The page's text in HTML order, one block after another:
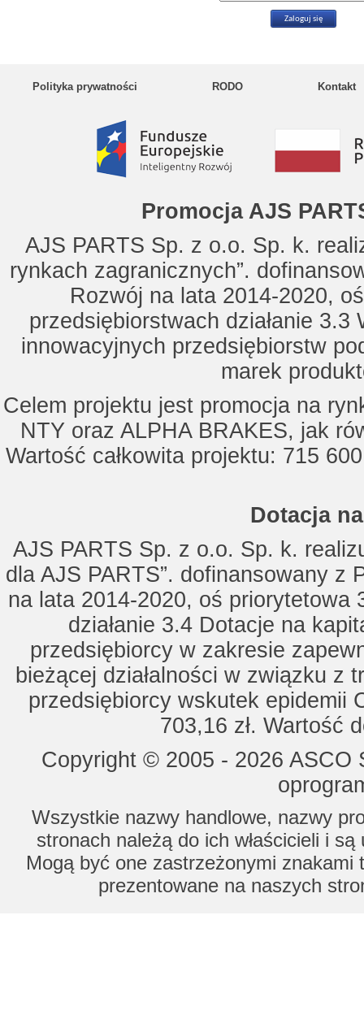
Polityka prywatności RODO Kontakt
Promocja AJS
AJS PARTS Sp. z o.o. Sp. k.
rynkach zagranicznych”.
Rozwój na lata 2014-2020,
przedsiębiorstwach działanie
innowacyjnych przedsiębiorstw
marek
Celem projektu jest promocja na
NTY oraz ALPHA BRAKES, jak
Wartość całkowita projektu: 715
Dotacja
AJS PARTS Sp. z o.o. Sp. k.
dla AJS PARTS”. dofinansowany z
na lata 2014-2020, oś priorytetowa
działanie 3.4 Dotacje na
przedsiębiorcy w zakresie
bieżącej działalności w związku z
przedsiębiorcy wskutek epidemii
703,16 zł. Wartość
Copyright © 2005 - 2026
Wszystkie nazwy handlowe, nazwy
stronach należą do ich właścicieli i
Mogą być one zastrzeżonymi znakami
prezentowane na naszych